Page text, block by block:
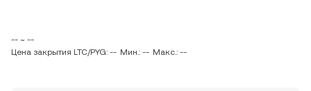
-- ~ --
Цена закрытия LTC/PYG: -- Мин.: -- Макс.: --